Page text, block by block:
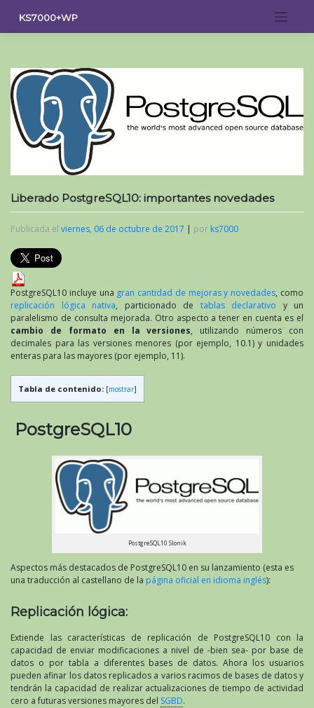
contenido
KS7000+WP
Liberado PostgreSQL10: importantes novedades
Publicada el viernes, 06 de octubre de 2017 | por ks7000
PostgreSQL10 incluye una gran cantidad de mejoras y novedades, como
replicación lógica nativa, particionado de tablas declarativo y un
paralelismo de consulta mejorada. Otro aspecto a tener en cuenta es el
cambio de formato en la versiones, utilizando números con
decimales para las versiones menores (por ejemplo, 10.1) y unidades
enteras para las mayores (por ejemplo, 11).
Tabla de contenido: [mostrar]
PostgreSQL10
PostgreSQL10 Slonik
Aspectos más destacados de PostgreSQL10 en su lanzamiento (esta es
una traducción al castellano de la página oficial en idioma inglés):
Replicación lógica:
Extiende las características de replicación de PostgreSQL10 con la
capacidad de enviar modificaciones a nivel de -bien sea- por base de
datos o por tabla a diferentes bases de datos. Ahora los usuarios
pueden afinar los datos replicados a varios racimos de bases de datos y
tendrán la capacidad de realizar actualizaciones de tiempo de actividad
cero a futuras versiones mayores del SGBD.